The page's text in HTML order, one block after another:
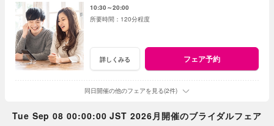
10:30～20:00
120分程度
詳しくみる フェア予約
同日開催の他のフェアを見る(2件)
Tue Sep 08 00:00:00 JST 2026月開催のブライダルフェア